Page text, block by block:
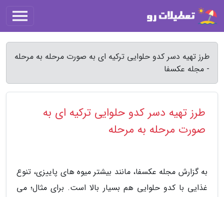
طرز تهیه دسر کدو حلوایی ترکیه ای به صورت مرحله به مرحله
- مجله عکسفا
طرز تهیه دسر کدو حلوایی ترکیه ای به
صورت مرحله به مرحله
به گزارش مجله عکسفا، مانند بیشتر میوه های پاییزی، تنوع
غذایی با کدو حلوایی هم بسیار بالا است. برای مثال؛ می